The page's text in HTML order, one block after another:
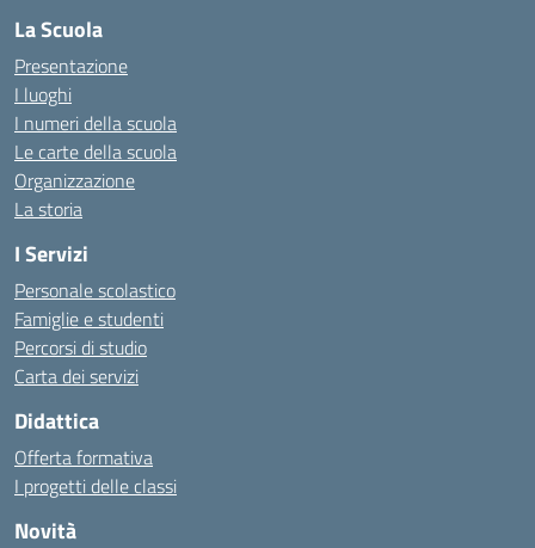
La Scuola
Presentazione
I luoghi
I numeri della scuola
Le carte della scuola
Organizzazione
La storia
I Servizi
Personale scolastico
Famiglie e studenti
Percorsi di studio
Carta dei servizi
Didattica
Offerta formativa
I progetti delle classi
Novità